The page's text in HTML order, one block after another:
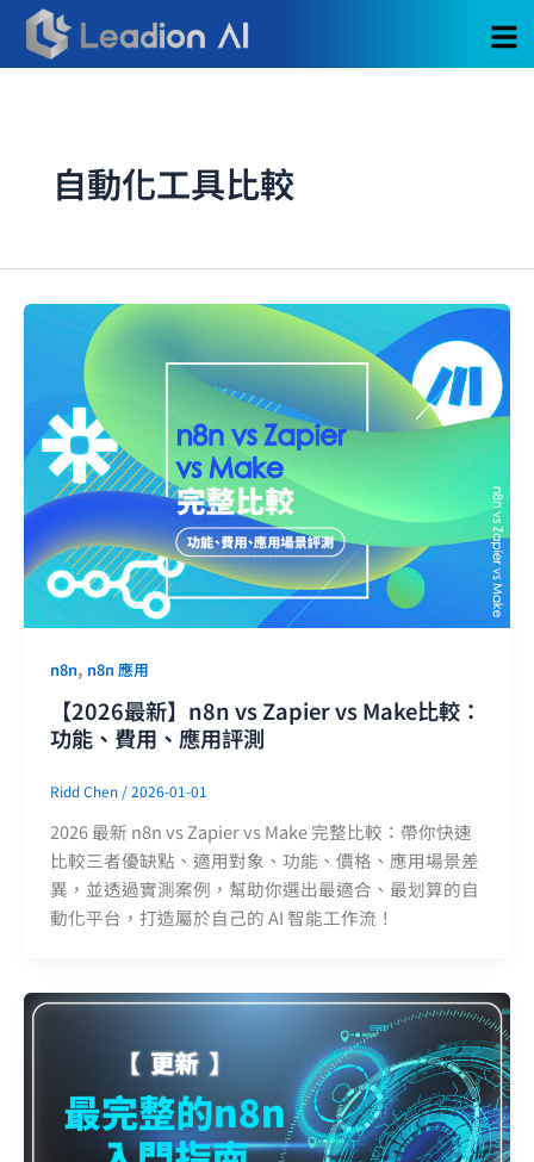
主
自動化工具比較
n8n, n8n 應用
【2026最新】n8n vs Zapier vs Make比較：
功能、費用、應用評測
Ridd Chen /2026-01-01
2026 最新 n8n vs Zapier vs Make 完整比較：帶你快速
比較三者優缺點、適用對象、功能、價格、應用場景差
異，並透過實測案例，幫助你選出最適合、最划算的自
動化平台，打造屬於自己的 AI 智能工作流！